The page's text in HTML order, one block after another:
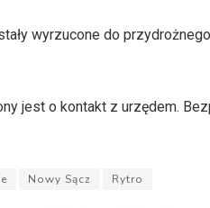
wyrzucone do
jest o kontakt z urzędem.
Nowy Sącz Rytro